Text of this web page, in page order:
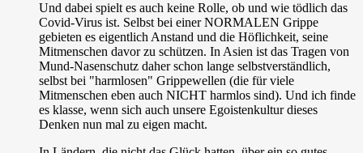
Und dabei spielt es auch keine Rolle, ob und wie tödlich das
Covid-Virus ist. Selbst bei einer NORMALEN Grippe
gebieten es eigentlich Anstand und die Höflichkeit, seine
Mitmenschen davor zu schützen. In Asien ist das Tragen von
Mund-Nasenschutz daher schon lange selbstverständlich,
selbst bei "harmlosen" Grippewellen (die für viele
Mitmenschen eben auch NICHT harmlos sind). Und ich finde
es klasse, wenn sich auch unsere Egoistenkultur dieses
Denken nun mal zu eigen macht.